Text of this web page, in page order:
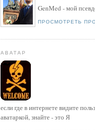
GenMed - мой
ПРОСМОТРЕТЬ
АВАТАР
если где в интернете видите
аватаркой, знайте - это Я